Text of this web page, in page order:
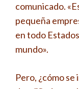
comunicado.
pequeña
en todo
mundo».
Pero, ¿cómo